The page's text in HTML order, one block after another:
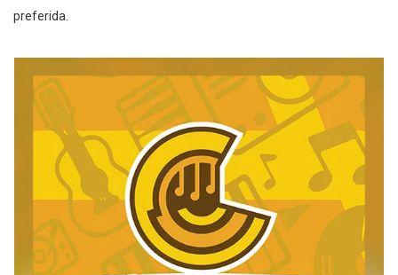
preferida.